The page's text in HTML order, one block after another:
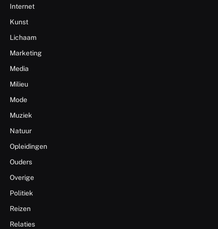
Internet
Kunst
Lichaam
Marketing
Media
Milieu
Mode
Muziek
Natuur
Opleidingen
Ouders
Overige
Politiek
Reizen
Relaties